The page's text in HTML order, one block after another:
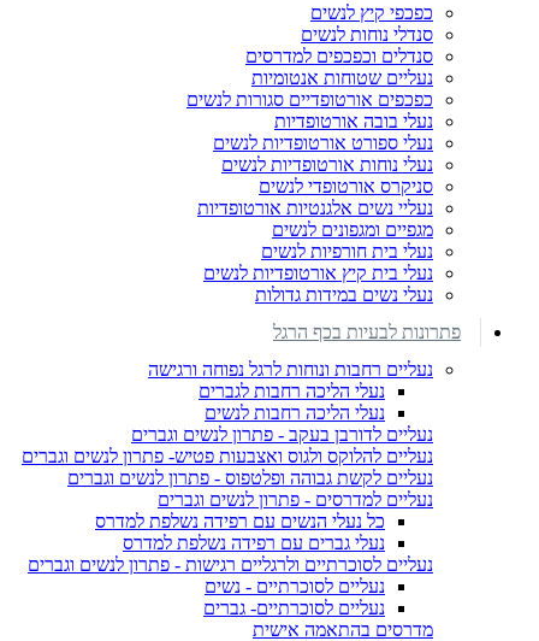
כפכפי קיץ לנשים
סנדלי נוחות לנשים
סנדלים וכפכפים למדרסים
נעליים שטוחות אנטומיות
כפכפים אורטופדיים סגורות לנשים
נעלי בובה אורטופדיות
נעלי ספורט אורטופדיות לנשים
נעלי נוחות אורטופדיות לנשים
סניקרס אורטופדי לנשים
נעליי נשים אלגנטיות אורטופדיות
מגפיים ומגפונים לנשים
נעלי בית חורפיות לנשים
נעלי בית קיץ אורטופדיות לנשים
נעלי נשים במידות גדולות
פתרונות לבעיות בכף הרגל
נעליים רחבות ונוחות לרגל נפוחה ורגישה
נעלי הליכה רחבות לגברים
נעלי הליכה רחבות לנשים
נעליים לדורבן בעקב - פתרון לנשים וגברים
נעליים להלוקס ולגוס ואצבעות פטיש- פתרון לנשים וגברים
נעליים לקשת גבוהה ופלטפוס - פתרון לנשים וגברים
נעליים למדרסים - פתרון לנשים וגברים
כל נעלי הנשים עם רפידה נשלפת למדרס
נעלי גברים עם רפידה נשלפת למדרס
נעליים לסוכרתיים ולרגליים רגישות - פתרון לנשים וגברים
נעליים לסוכרתיים - נשים
נעליים לסוכרתיים- גברים
מדרסים בהתאמה אישית